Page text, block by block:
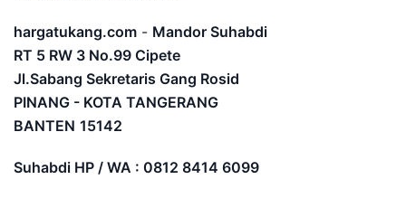
hargatukang.com - Mandor Suhabdi
RT 5 RW 3 No.99 Cipete
Jl.Sabang Sekretaris Gang Rosid
PINANG - KOTA TANGERANG
BANTEN 15142
Suhabdi HP / WA : 0812 8414 6099